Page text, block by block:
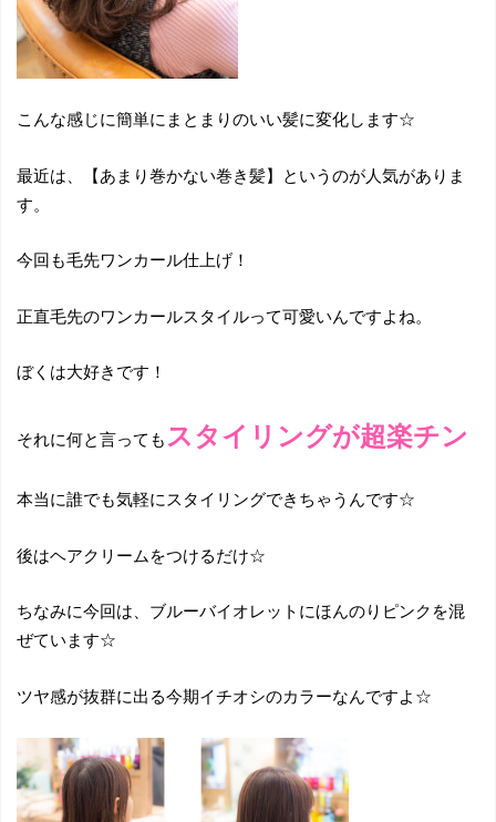
こんな感じに簡単にまとまりのいい髪に変化します☆
最近は、【あまり巻かない巻き髪】というのが人気がありま
す。
今回も毛先ワンカール仕上げ！
正直毛先のワンカールスタイルって可愛いんですよね。
ぼくは大好きです！
それに何と言っても スタイリングが超楽チン
本当に誰でも気軽にスタイリングできちゃうんです☆
後はヘアクリームをつけるだけ☆
ちなみに今回は、ブルーバイオレットにほんのりピンクを混
ぜています☆
ツヤ感が抜群に出る今期イチオシのカラーなんですよ☆